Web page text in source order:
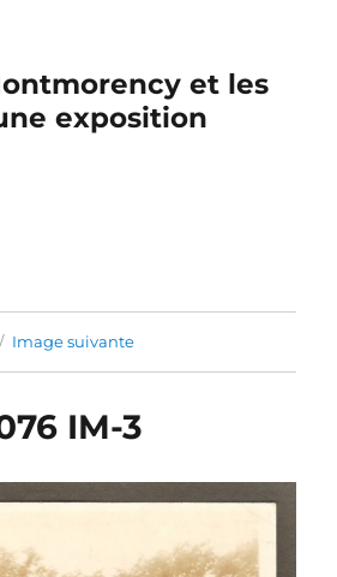
et les
exposition
Image suivante
IM-3